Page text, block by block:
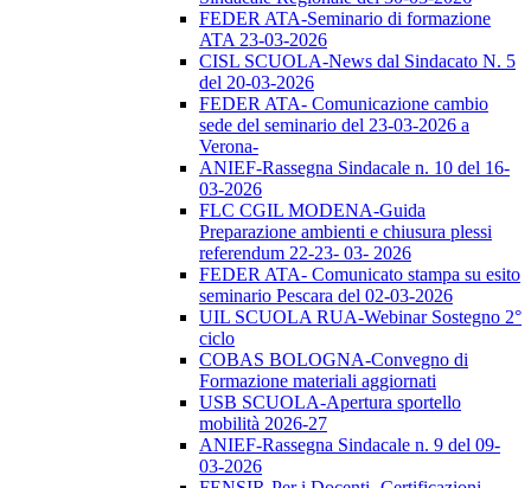
FEDER ATA-Seminario di formazione
ATA 23-03-2026
CISL SCUOLA-News dal Sindacato N. 5
del 20-03-2026
FEDER ATA- Comunicazione cambio
sede del seminario del 23-03-2026 a
Verona-
ANIEF-Rassegna Sindacale n. 10 del 16-
03-2026
FLC CGIL MODENA-Guida
Preparazione ambienti e chiusura plessi
referendum 22-23- 03- 2026
FEDER ATA- Comunicato stampa su esito
seminario Pescara del 02-03-2026
UIL SCUOLA RUA-Webinar Sostegno 2°
ciclo
COBAS BOLOGNA-Convegno di
Formazione materiali aggiornati
USB SCUOLA-Apertura sportello
mobilità 2026-27
ANIEF-Rassegna Sindacale n. 9 del 09-
03-2026